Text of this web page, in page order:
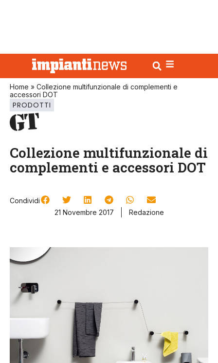
Home » Collezione multifunzionale di complementi e
accessori DOT
PRODOTTI
Collezione multifunzionale di
complementi e accessori DOT
Condividi
21 Novembre 2017
Redazione